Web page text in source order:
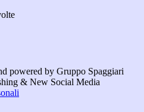
powered by Gruppo Spaggiari
& New Social Media